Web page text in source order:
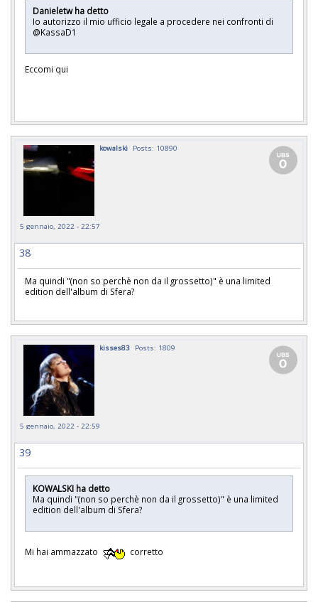
Danieletw ha detto
Io autorizzo il mio ufficio legale a procedere nei confronti di
@KassaD1
Eccomi qui
kowalski Posts: 10890
5 gennaio, 2022 - 22:57
38
Ma quindi "(non so perchè non da il grossetto)" è una limited
edition dell'album di Sfera?
kisses83 Posts: 1809
5 gennaio, 2022 - 22:59
39
KOWALSKI ha detto
Ma quindi "(non so perchè non da il grossetto)" è una limited
edition dell'album di Sfera?
Mi hai ammazzato corretto